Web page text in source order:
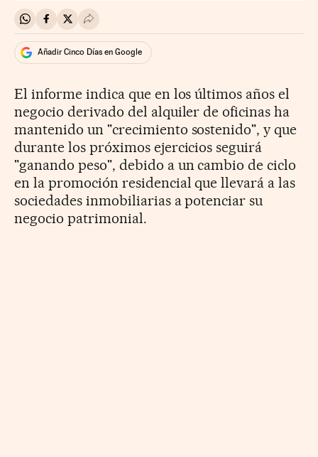
Compartir en Whatsapp
Compartir en Facebook
Compartir en Twitter
Desplegar Redes Sociales
Añadir Cinco Días en Google
El informe indica que en los últimos años el
negocio derivado del alquiler de oficinas ha
mantenido un "crecimiento sostenido", y que
durante los próximos ejercicios seguirá
"ganando peso", debido a un cambio de ciclo
en la promoción residencial que llevará a las
sociedades inmobiliarias a potenciar su
negocio patrimonial.